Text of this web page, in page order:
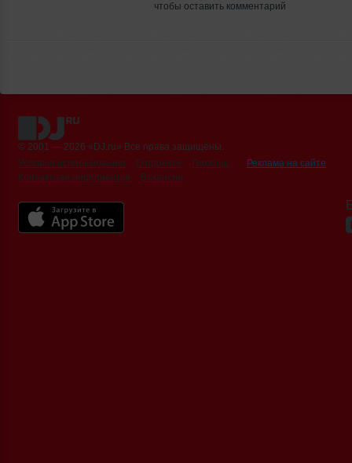
чтобы оставить комментарий
© 2001 — 2026 «DJ.ru» Все права защищены.
Условия использования
О проекте Помощь
Реклама на сайте
Контактная информация
Вакансии